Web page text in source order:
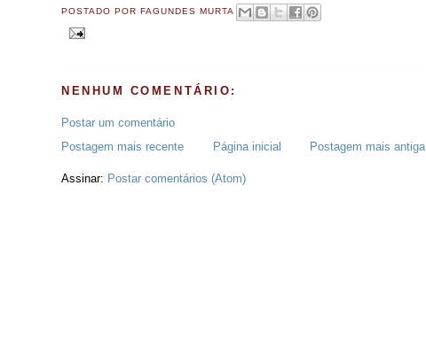
POSTADO POR FAGUNDES MURTA
NENHUM COMENTÁRIO:
Postar um comentário
Postagem mais recente
Postagem mais antiga
Página inicial
Assinar: Postar comentários (Atom)